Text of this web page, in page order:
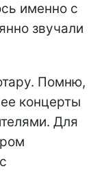
именно с
звучали
Помню,
концерты
Для